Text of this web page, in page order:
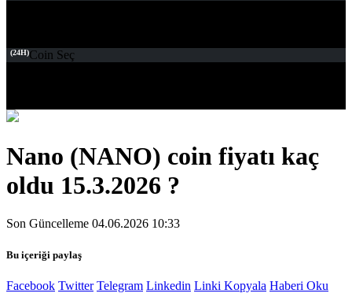
(24H)Coin Seç
Nano (NANO) coin fiyatı kaç
oldu 15.3.2026 ?
Son Güncelleme 04.06.2026 10:33
Bu içeriği paylaş
Facebook Twitter Telegram Linkedin Linki Kopyala Haberi Oku